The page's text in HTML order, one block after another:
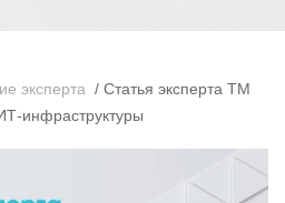
эксперта / Статья эксперта ТМ
инфраструктуры